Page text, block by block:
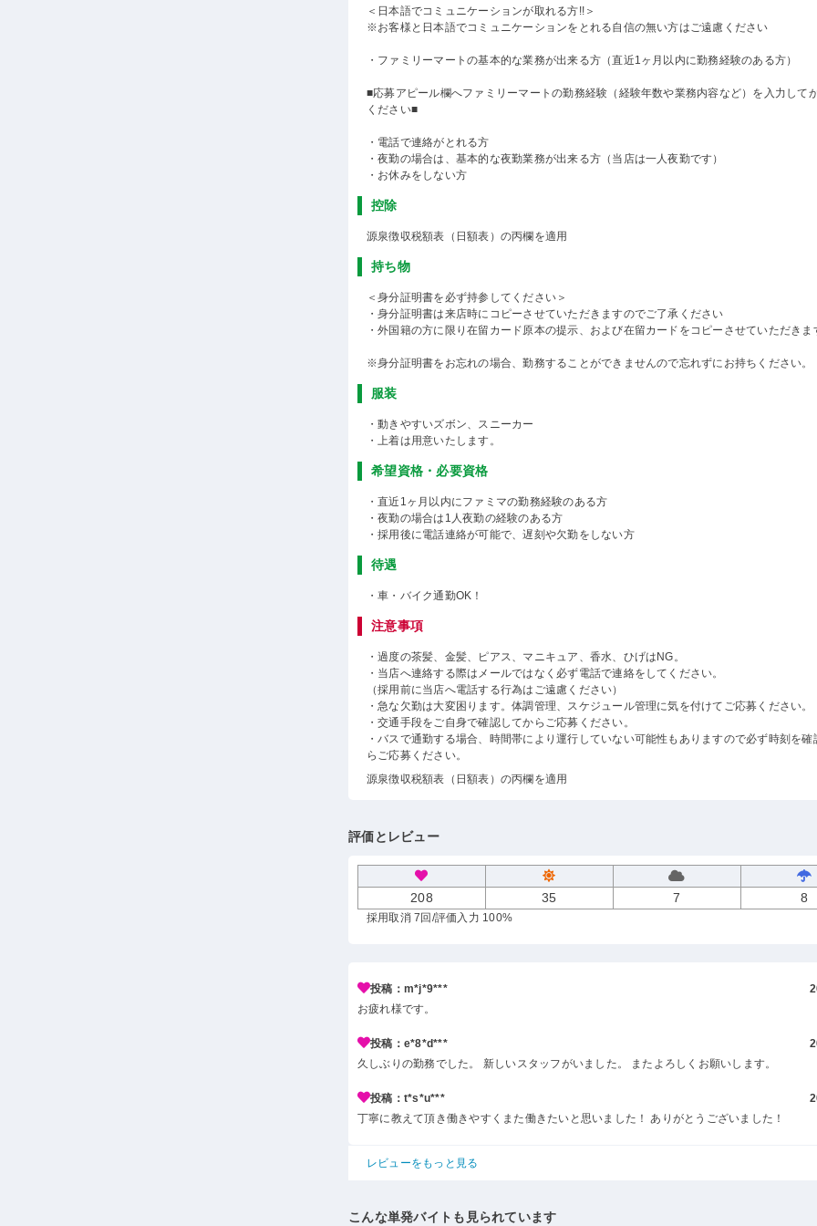
＜日本語でコミュニケーションが取れる方!!＞
※お客様と日本語でコミュニケーションをとれる自信の無い方はご遠慮ください
・ファミリーマートの基本的な業務が出来る方（直近1ヶ月以内に勤務経験のある方）
■応募アピール欄へファミリーマートの勤務経験（経験年数や業務内容など）を入力して
ください■
・電話で連絡がとれる方
・夜勤の場合は、基本的な夜勤業務が出来る方（当店は一人夜勤です）
・お休みをしない方
控除
源泉徴収税額表（日額表）の丙欄を適用
持ち物
＜身分証明書を必ず持参してください＞
・身分証明書は来店時にコピーさせていただきますのでご了承ください
・外国籍の方に限り在留カード原本の提示、および在留カードをコピーさせていただきま
※身分証明書をお忘れの場合、勤務することができませんので忘れずにお持ちください。
服装
・動きやすいズボン、スニーカー
・上着は用意いたします。
希望資格・必要資格
・直近1ヶ月以内にファミマの勤務経験のある方
・夜勤の場合は1人夜勤の経験のある方
・採用後に電話連絡が可能で、遅刻や欠勤をしない方
待遇
・車・バイク通勤OK！
注意事項
・過度の茶髪、金髪、ピアス、マニキュア、香水、ひげはNG。
・当店へ連絡する際はメールではなく必ず電話で連絡をしてください。
（採用前に当店へ電話する行為はご遠慮ください）
・急な欠勤は大変困ります。体調管理、スケジュール管理に気を付けてご応募ください。
・交通手段をご自身で確認してからご応募ください。
・バスで通勤する場合、時間帯により運行していない可能性もありますので必ず時刻を確
らご応募ください。
源泉徴収税額表（日額表）の丙欄を適用
評価とレビュー
208 35 7 8
採用取消 7回 /評価入力 100%
投稿：m*j*9***
お疲れ様です。
投稿：e*8*d***
久しぶりの勤務でした。 新しいスタッフがいました。 またよろしくお願いします。
投稿：t*s*u***
丁寧に教えて頂き働きやすくまた働きたいと思いました！ ありがとうございました！
レビューをもっと見る
こんな単発バイトも見られています